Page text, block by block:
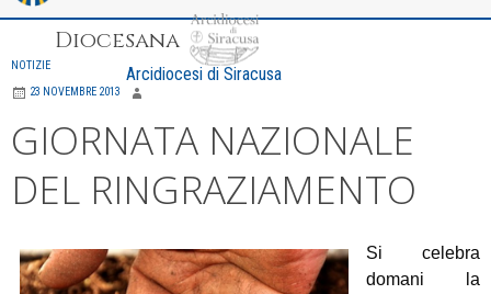
Diocesana
Arcidiocesi di Siracusa
NOTIZIE
23 NOVEMBRE 2013
GIORNATA NAZIONALE
DEL RINGRAZIAMENTO
Si celebra
domani la